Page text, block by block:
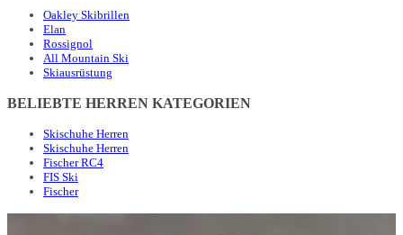
Oakley Skibrillen
Elan
Rossignol
All Mountain Ski
Skiausrüstung
BELIEBTE HERREN KATEGORIEN
Skischuhe Herren
Skischuhe Herren
Fischer RC4
FIS Ski
Fischer